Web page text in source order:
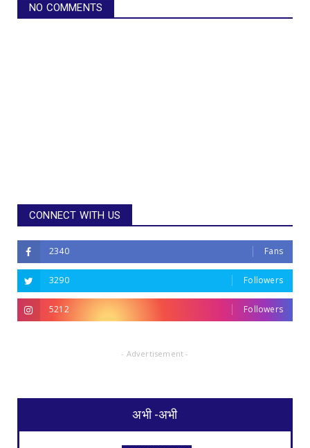
NO COMMENTS
CONNECT WITH US
2340 Fans
3290 Followers
5212 Followers
- Advertisement -
अभी -अभी